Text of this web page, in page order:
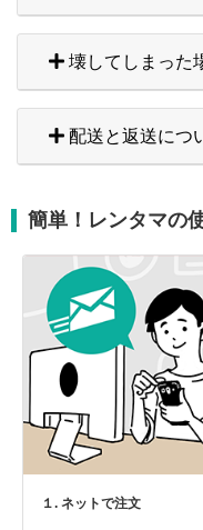
壊してしまった
配送と返送につ
簡単！レンタマの
１. ネットで注文